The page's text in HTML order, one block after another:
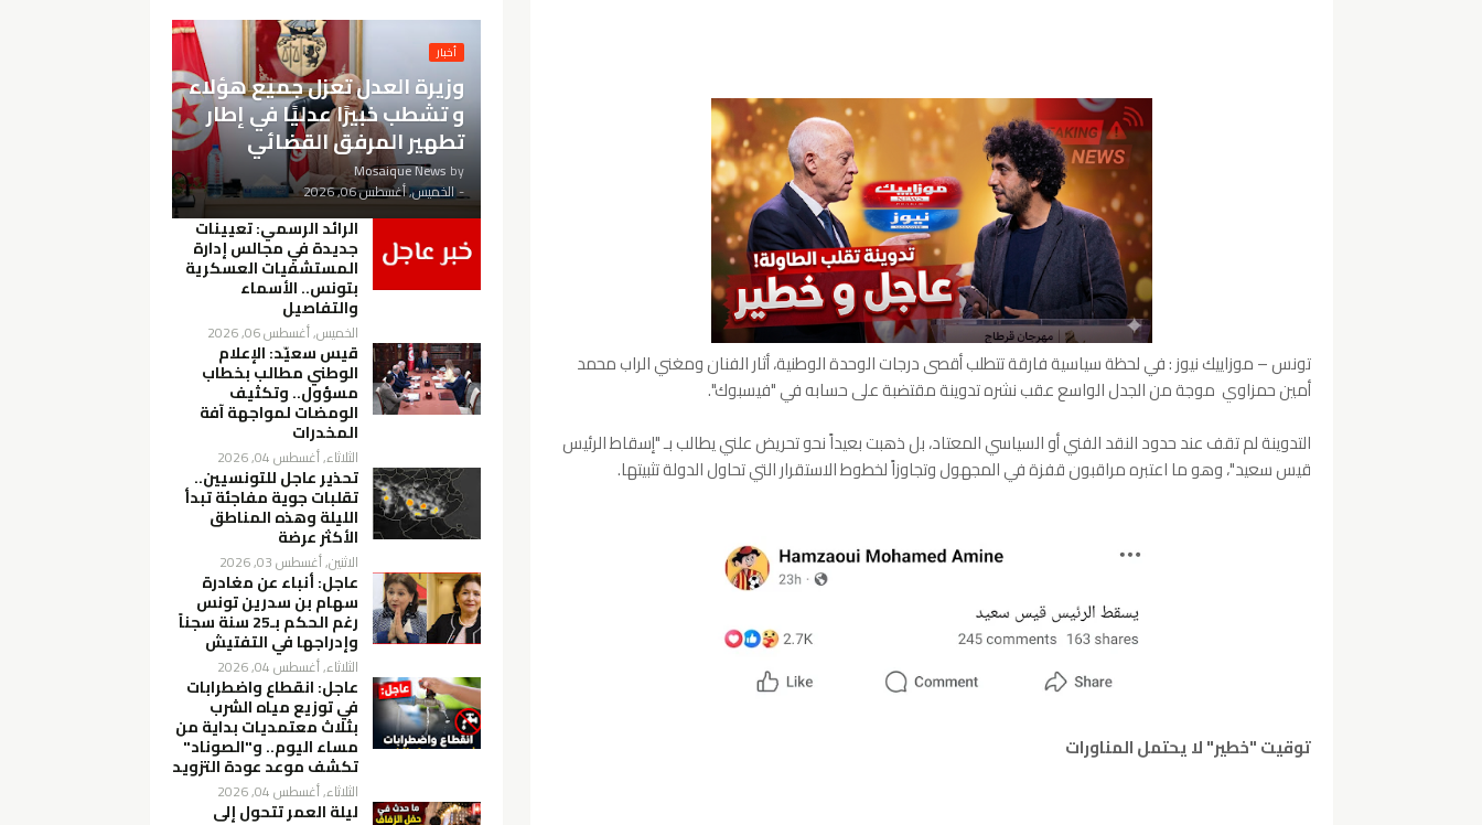
تونس – موزاييك نيوز : في لحظة سياسية فارقة تتطلب أقصى درجات الوحدة الوطنية، أثار الفنان ومغني الراب محمد
أمين حمزاوي موجة من الجدل الواسع عقب نشره تدوينة مقتضبة على حسابه في "فيسبوك".
التدوينة لم تقف عند حدود النقد الفني أو السياسي المعتاد، بل ذهبت بعيداً نحو تحريض علني يطالب بـ "إسقاط الرئيس
قيس سعيد"، وهو ما اعتبره مراقبون قفزة في المجهول وتجاوزاً لخطوط الاستقرار التي تحاول الدولة تثبيتها.
توقيت "خطير" لا يحتمل المناورات
أخبار
وزيرة العدل تعزل جميع هؤلاء
و تشطب خبيرًا عدليًا في إطار
تطهير المرفق القضائي
by
Mosaique News
-الخميس, أغسطس 06, 2026
الرائد الرسمي: تعيينات
جديدة في مجالس إدارة
المستشفيات العسكرية
بتونس.. الأسماء
والتفاصيل
الخميس, أغسطس 06, 2026
قيس سعيّد: الإعلام
الوطني مطالب بخطاب
مسؤول.. وتكثيف
الومضات لمواجهة آفة
المخدرات
الثلاثاء, أغسطس 04, 2026
تحذير عاجل للتونسيين..
تقلبات جوية مفاجئة تبدأ
الليلة وهذه المناطق
الأكثر عرضة
الاثنين, أغسطس 03, 2026
عاجل: أنباء عن مغادرة
سهام بن سدرين تونس
رغم الحكم بـ25 سنة سجناً
وإدراجها في التفتيش
الثلاثاء, أغسطس 04, 2026
عاجل: انقطاع واضطرابات
في توزيع مياه الشرب
بثلاث معتمديات بداية من
مساء اليوم.. و"الصوناد"
تكشف موعد عودة التزويد
الثلاثاء, أغسطس 04, 2026
ليلة العمر تتحول إلى